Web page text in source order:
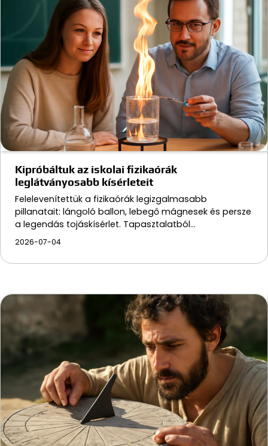
Kipróbáltuk az iskolai fizikaórák
leglátványosabb kísérleteit
Felelevenítettük a fizikaórák legizgalmasabb
pillanatait: lángoló ballon, lebegő mágnesek és persze
a legendás tojáskísérlet. Tapasztalatból…
2026-07-04